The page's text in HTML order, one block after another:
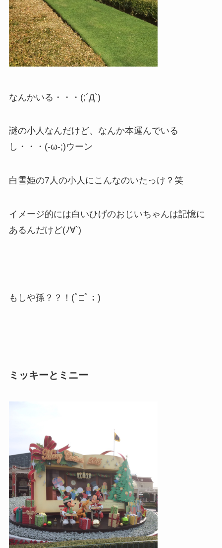
なんかいる・・・(;´Д`)
謎の小人なんだけど、なんか本運んでいる
し・・・(-ω-;)ウーン
白雪姫の7人の小人にこんなのいたっけ？笑
イメージ的には白いひげのおじいちゃんは記憶に
あるんだけど(ﾉ∀`)
もしや孫？？！(ﾟ□ﾟ；)
ミッキーとミニー